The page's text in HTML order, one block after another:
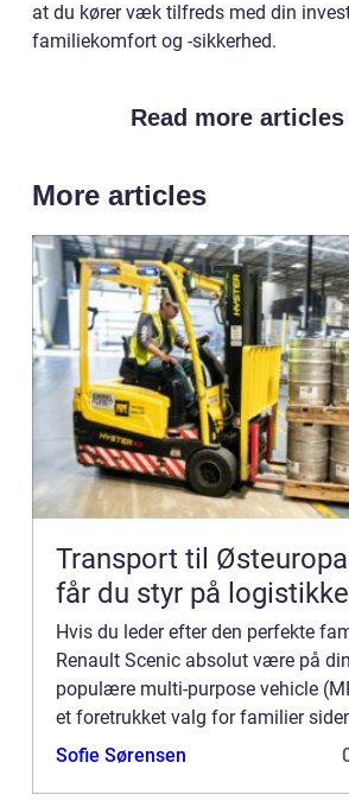
at du kører væk tilfreds med din
familiekomfort og -sikkerhed.
Read more
More articles
Transport til
får du styr på
Hvis du leder efter den perfekte
Renault Scenic absolut være på
populære multi-purpose vehicle
et foretrukket valg for familier
introduktion i midten af 1990’erne.
Sofie Sørensen